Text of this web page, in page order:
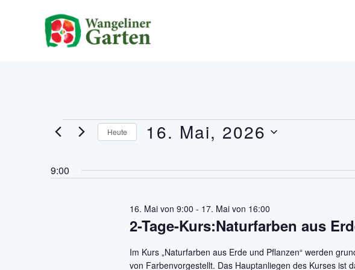
Veranstaltungen
für
Mai,
Heute 16. Mai, 2026
9:00
2-Tage-Kurs:Naturfarben aus
16. Mai von 9:00 - 17. Mai von 16:00
Im Kurs „Naturfarben aus Erde und Pflanzen“ werden
von Farbenvorgestellt. Das Hauptanliegen des Kurses ist